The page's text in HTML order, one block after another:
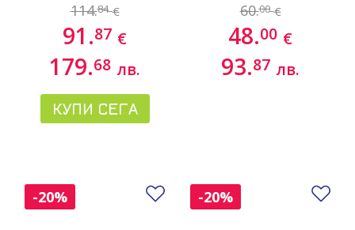
114.84 €
91.87 €
179.68 лв.
КУПИ СЕГА
60.00 €
48.00 €
93.87 лв.
-20% Добави в любими
-20%